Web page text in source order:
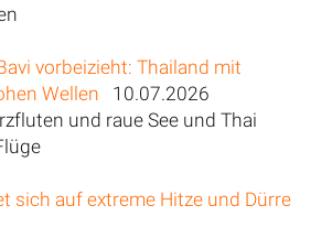
vorbeizieht: Thailand mit
Wellen 10.07.2026
und raue See und Thai
sich auf extreme Hitze und Dürre